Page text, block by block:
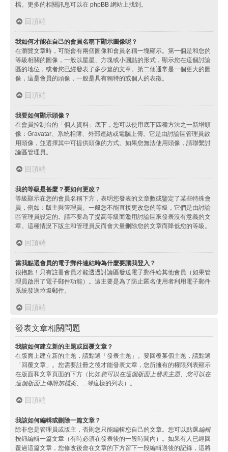
檔。更多的相關訊息可以在 phpBB 網站上找到。
回頂端
我如何才能在自己的會員名稱下顯示圖像呢？
在瀏覽文章時，可能會有兩個圖像和會員名稱一塊顯示。第一個是和您的
等級相關的圖像，一般以星星、方塊或小圓點的形式，顯示您在這個討論
區的地位，或者您已經發表了多少篇的文章。第二個通常是一個更大的圖
像，這是會員的頭像，一般是具有獨特的或個人的表徵。
回頂端
我要如何顯示頭像？
在會員控制台的「個人資料」底下，您可以使用底下四種方法之一新增頭
像：Gravatar、系統相簿、外部連結或電腦上傳。它是由討論區管理員啟
用頭像，並選擇其中可提供頭像的方式。如果您無法使用頭像，請聯繫討
論區管理員。
回頂端
我的等級是甚麼？要如何更改？
等級顯示在您的會員名稱下方，表明您發表的文章數或鑒定了某些特殊會
員，例如：版主與管理員。一般您不能直接更改您的等級，它們是由討論
區管理員設定的。請不要為了提高等級而濫用討論區來發表沒有意義的文
章。這種情況下版主和管理員反而會大量刪除您的文章而降低您的等級。
回頂端
當我點選會員的電子郵件連結時為什麼要讓我登入？
很抱歉！只有註冊會員才能透過討論區發送電子郵件給其他會員（如果管
理員啟用了電子郵件功能）。這主要是為了防止匿名使用者利用電子郵件
系統發送垃圾郵件。
回頂端
發表文章相關問題
我該如何建立新的主題或回覆文章？
在版面上建立新的主題，請點選「發表主題」。要回覆某個主題，請點選
「回覆文章」。您需要註冊之後才能發表文章，您所擁有的權限列表顯示
在版面和文章頁面的下方（比如您可以在這個版面上發表主題、您可以在
這個版面上傳附加檔案、...等這樣的列表）。
回頂端
我該如何編輯或刪除一篇文章？
除非您是管理員或版主，否則您只能編輯您自己的文章。您可以點選編輯
按鈕編輯一篇文章（有時必須在發表後的一段時間內）。如果有人已經回
覆過這篇文章，您修改後會在文章的下方留下一段編輯過後的記錄，這將